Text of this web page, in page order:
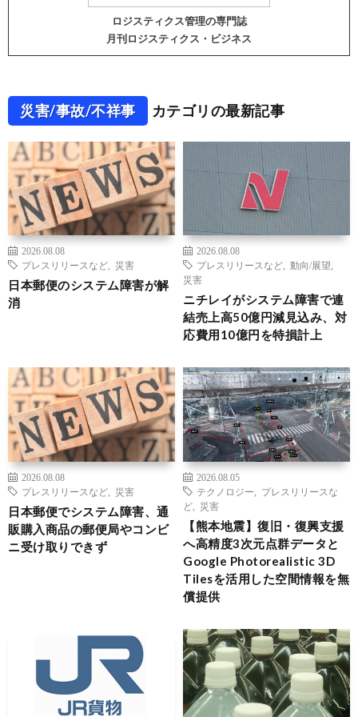
ロジスティクス管理の専門誌
月刊ロジスティクス・ビジネス
災害/事故/不祥事 カテゴリの最新記事
2026.08.08
プレスリリースなど
災害
日本郵便のシステム障害が解
消
2026.08.08
プレスリリースなど
動向/展望
災害
ニチレイがシステム障害で連
結売上高50億円減見込み、対
応費用10億円を特損計上
2026.08.08
プレスリリースなど
災害
日本郵便でシステム障害、通
販購入商品の郵便局やコンビ
ニ受け取りできず
2026.08.05
テクノロジー
プレスリリースな
ど
災害
【熊本地震】復旧・復興支援
へ高精度3次元点群データと
Google Photorealistic 3D
Tilesを活用した空間情報を無
償提供